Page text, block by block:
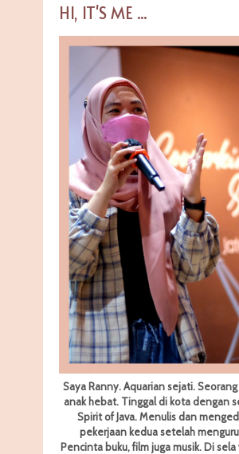
HI, IT'S ME ...
Saya Ranny. Aquarian sejati.
anak hebat. Tinggal di kota dengan
Spirit of Java. Menulis dan
pekerjaan kedua setelah
Pencinta buku, film juga musik. Di